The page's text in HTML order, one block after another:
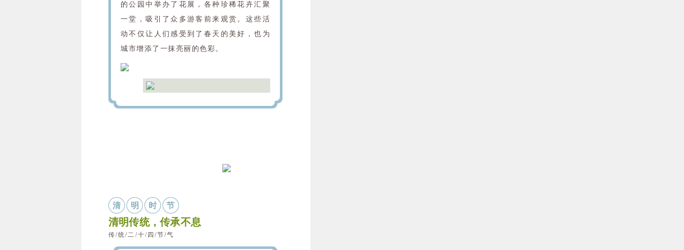
的公园中举办了花展，各种珍稀花卉汇聚
一堂，吸引了众多游客前来观赏。这些活
动不仅让人们感受到了春天的美好，也为
城市增添了一抹亮丽的色彩。
清 明 时 节
清明传统，传承不息
传/统/二/十/四/节/气